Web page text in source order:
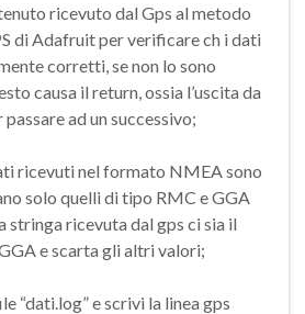
ricevuto dal Gps al metodo
di Adafruit per verificare ch i dati
corretti, se non lo sono
causa il return, ossia l’uscita da
ad un successivo;
ricevuti nel formato NMEA sono
solo quelli di tipo RMC e GGA
stringa ricevuta dal gps ci sia il
e scarta gli altri valori;
“dati.log” e scrivi la linea gps